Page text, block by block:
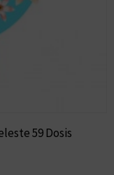
59 Dosis